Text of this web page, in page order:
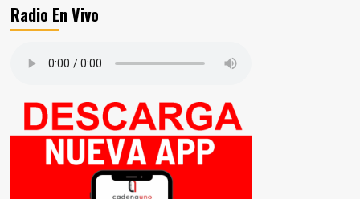
Radio En Vivo